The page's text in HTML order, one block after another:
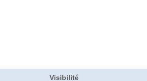
Visibilité